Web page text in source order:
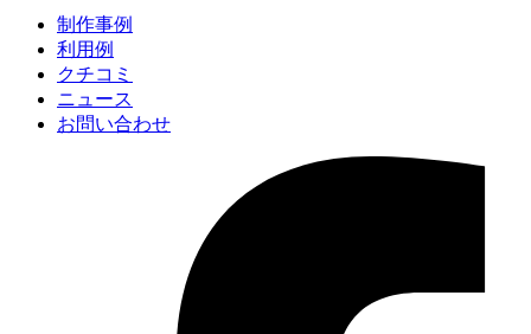
制作事例
利用例
クチコミ
ニュース
お問い合わせ